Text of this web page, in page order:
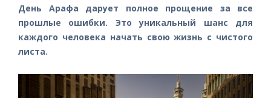
День Арафа дарует полное прощение за все
прошлые ошибки. Это уникальный шанс для
каждого человека начать свою жизнь с чистого
листа.